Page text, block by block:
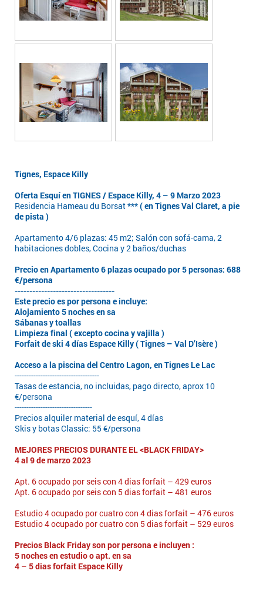
Tignes, Espace Killy
Oferta Esquí en TIGNES / Espace Killy, 4 – 9 Marzo 2023
Residencia Hameau du Borsat ***( en Tignes Val Claret, a pie
de pista )
Apartamento 4/6 plazas: 45 m2; Salón con sofá-cama, 2
habitaciones dobles, Cocina y 2 baños/duchas
Precio en Apartamento 6 plazas ocupado por 5 personas: 688
€/persona
----------------------------------
Este precio es por persona e incluye:
Alojamiento 5 noches en sa
Sábanas y toallas
Limpieza final ( excepto cocina y vajilla )
Forfait de ski 4 días Espace Killy ( Tignes – Val D’Isère )
Acceso a la piscina del Centro Lagon, en Tignes Le Lac
------------------------------------
Tasas de estancia, no incluidas, pago directo, aprox 10
€/persona
---------------------------------
Precios alquiler material de esquí, 4 días
Skis y botas Classic: 55 €/persona
MEJORES PRECIOS DURANTE EL <BLACK FRIDAY>
4 al 9 de marzo 2023
Apt. 6 ocupado por seis con 4 dias forfait – 429 euros
Apt. 6 ocupado por seis con 5 dias forfait – 481 euros
Estudio 4 ocupado por cuatro con 4 dias forfait – 476 euros
Estudio 4 ocupado por cuatro con 5 dias forfait – 529 euros
Precios Black Friday son por persona e incluyen :
5 noches en estudio o apt. en sa
4 – 5 dias forfait Espace Killy